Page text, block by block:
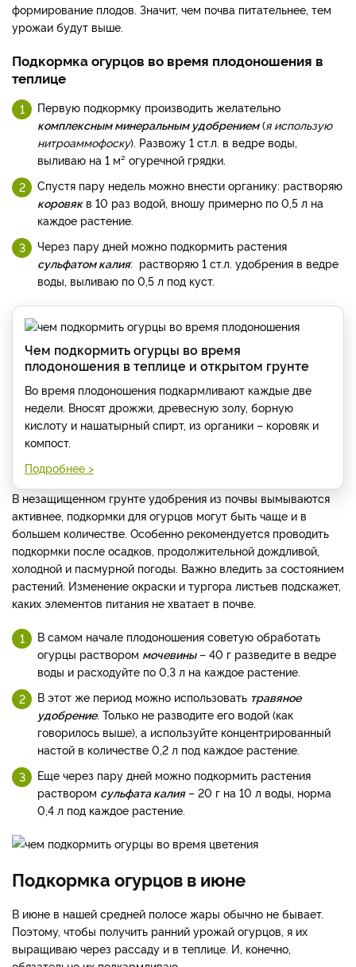
формирование плодов. Значит, чем почва питательнее, тем
урожаи будут выше.
Подкормка огурцов во время плодоношения в
теплице
Первую подкормку производить желательно
комплексным минеральным удобрением(я использую
нитроаммофоску). Развожу 1 ст.л. в ведре воды,
выливаю на 1 м² огуречной грядки.
Спустя пару недель можно внести органику: растворяю
коровякв 10 раз водой, вношу примерно по 0,5 л на
каждое растение.
Через пару дней можно подкормить растения
сульфатом калия: растворяю 1 ст.л. удобрения в ведре
воды, выливаю по 0,5 л под куст.
Чем подкормить огурцы во время
плодоношения в теплице и открытом грунте
Во время плодоношения подкармливают каждые две
недели. Вносят дрожжи, древесную золу, борную
кислоту и нашатырный спирт, из органики – коровяк и
компост.
Подробнее >
В незащищенном грунте удобрения из почвы вымываются
активнее, подкормки для огурцов могут быть чаще и в
большем количестве. Особенно рекомендуется проводить
подкормки после осадков, продолжительной дождливой,
холодной и пасмурной погоды. Важно вледить за состоянием
растений. Изменение окраски и тургора листьев подскажет,
каких элементов питания не хватает в почве.
В самом начале плодоношения советую обработать
огурцы раствором мочевины– 40 г разведите в ведре
воды и расходуйте по 0,3 л на каждое растение.
В этот же период можно использовать травяное
удобрение. Только не разводите его водой (как
говорилось выше), а используйте концентрированный
настой в количестве 0,2 л под каждое растение.
Еще через пару дней можно подкормить растения
раствором сульфата калия– 20 г на 10 л воды, норма
0,4 л под каждое растение.
Подкормка огурцов в июне
В июне в нашей средней полосе жары обычно не бывает.
Поэтому, чтобы получить ранний урожай огурцов, я их
выращиваю через рассаду и в теплице. И, конечно,